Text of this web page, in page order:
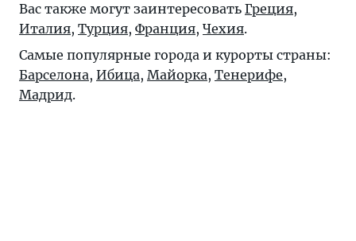
Вас также могут заинтересовать Греция,
Италия, Турция, Франция, Чехия.
Самые популярные города и курорты страны:
Барселона, Ибица, Майорка, Тенерифе,
Мадрид.